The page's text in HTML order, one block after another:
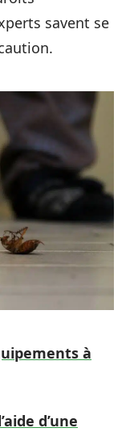
savent se
à
d’une